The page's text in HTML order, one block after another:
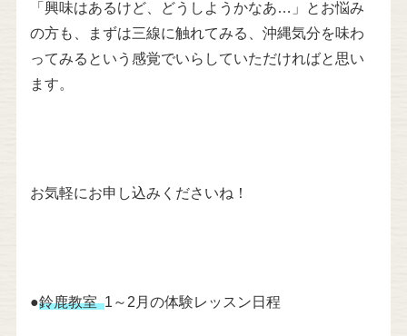
「興味はあるけど、どうしようかなあ…」とお悩み
の方も、まずは三線に触れてみる、沖縄気分を味わ
ってみるという感覚でいらしていただければと思い
ます。
お気軽にお申し込みくださいね！
●鈴鹿教室1～2月の体験レッスン日程